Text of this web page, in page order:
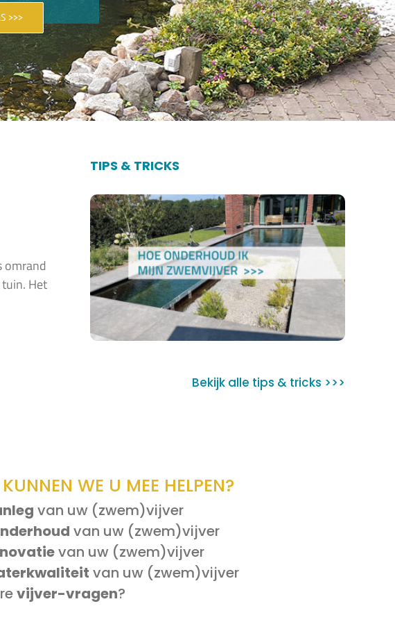
>>>
omrand
Het
TIPS & TRICKS
Bekijk alle tips & tricks >>>
WE U MEE HELPEN?
van uw (zwem)vijver
van uw (zwem)vijver
van uw (zwem)vijver
van uw (zwem)vijver
vijver-vragen?